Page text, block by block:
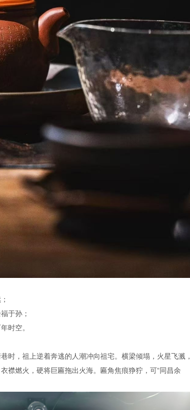
于孙；
时空。
时，祖上逆着奔逃的人潮冲向祖宅。横梁倾塌，火星飞溅，
襟燃火，硬将巨匾拖出火海。匾角焦痕狰狞，可“同昌余